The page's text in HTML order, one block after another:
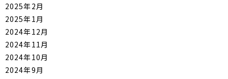
2025年2月
2025年1月
2024年12月
2024年11月
2024年10月
2024年9月